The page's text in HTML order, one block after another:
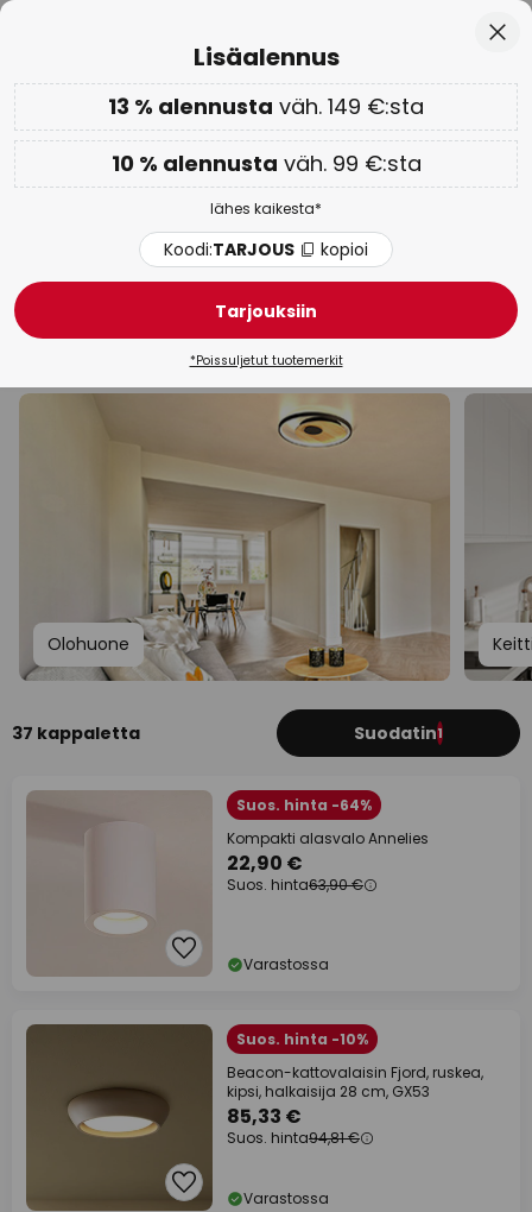
Vain
01D 11H 01M 05S
Lisäalennus: 10 % väh. 99 €:sta tai 13 % väh. 149 €:sta-
lähes kaikesta
Koodi:TARJOUS kopioi
WOW-viikko:jopa -70 % >
Kipsi / savi kattovalaisimet
LED Messinki &
Olohuone
37 kappaletta Suodatin1
Suos. hinta -64%
Kompakti alasvalo Annelies
22,90 €
Suos. hinta63,90 €
Varastossa
Suos. hinta -10%
Beacon-kattovalaisin Fjord, ruskea,
kipsi, halkaisija 28 cm, GX53
85,33 €
Suos. hinta94,81 €
Varastossa
Lisäalennus
13 % alennusta väh. 149 €:sta
10 % alennusta väh. 99 €:sta
lähes kaikesta*
Koodi:TARJOUS kopioi
Tarjouksiin
*Poissuljetut tuotemerkit